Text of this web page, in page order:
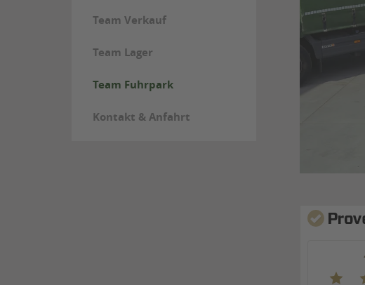
Team Verkauf
Team Lager
Team Fuhrpark
Kontakt & Anfahrt